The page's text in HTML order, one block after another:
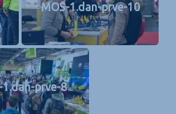
MOS-1.dan-prve-10
1.dan-prve-8